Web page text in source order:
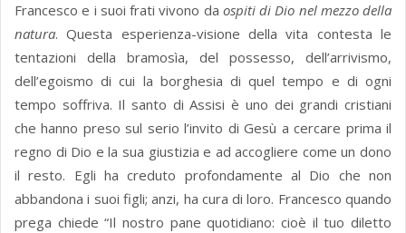
Francesco e i suoi frati vivono da ospiti di Dio nel mezzo della
natura. Questa esperienza-visione della vita contesta le
tentazioni della bramosìa, del possesso, dell’arrivismo,
dell’egoismo di cui la borghesia di quel tempo e di ogni
tempo soffriva. Il santo di Assisi è uno dei grandi cristiani
che hanno preso sul serio l’invito di Gesù a cercare prima il
regno di Dio e la sua giustizia e ad accogliere come un dono
il resto. Egli ha creduto profondamente al Dio che non
abbandona i suoi figli; anzi, ha cura di loro. Francesco quando
prega chiede “Il nostro pane quotidiano: cioè il tuo diletto